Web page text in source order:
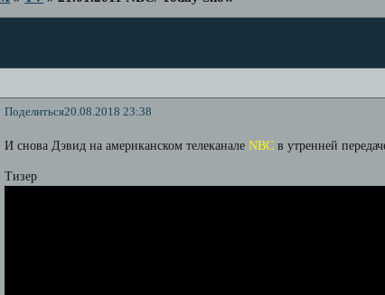
Поделиться20.08.2018 23:38
И снова Дэвид на американском телеканалеNBCв утренней
Тизер